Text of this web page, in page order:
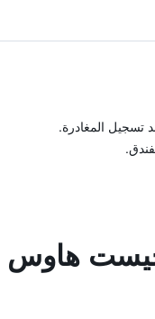
تسجيل المغادرة.
هاوس